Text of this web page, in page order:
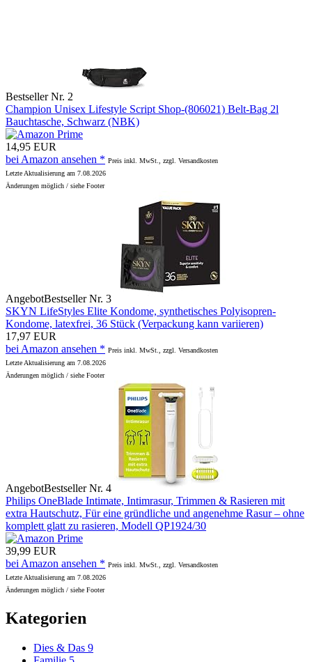
Bestseller Nr. 2
Champion Unisex Lifestyle Script Shop-(806021) Belt-Bag 2l
Bauchtasche, Schwarz (NBK)
14,95 EUR
bei Amazon ansehen * Preis inkl. MwSt., zzgl. Versandkosten
Letzte Aktualisierung am 7.08.2026
Änderungen möglich / siehe Footer
AngebotBestseller Nr. 3
SKYN LifeStyles Elite Kondome, synthetisches Polyisopren-
Kondome, latexfrei, 36 Stück (Verpackung kann variieren)
17,97 EUR
bei Amazon ansehen * Preis inkl. MwSt., zzgl. Versandkosten
Letzte Aktualisierung am 7.08.2026
Änderungen möglich / siehe Footer
AngebotBestseller Nr. 4
Philips OneBlade Intimate, Intimrasur, Trimmen & Rasieren mit
extra Hautschutz, Für eine gründliche und angenehme Rasur – ohne
komplett glatt zu rasieren, Modell QP1924/30
39,99 EUR
bei Amazon ansehen * Preis inkl. MwSt., zzgl. Versandkosten
Letzte Aktualisierung am 7.08.2026
Änderungen möglich / siehe Footer
Kategorien
Dies & Das 9